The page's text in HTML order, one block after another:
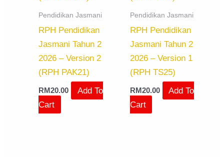
Pendidikan Jasmani
RPH Pendidikan
Jasmani Tahun 2
2026 – Version 2
(RPH PAK21)
RM20.00
Add To
Cart
Pendidikan Jasmani
RPH Pendidikan
Jasmani Tahun 2
2026 – Version 1
(RPH TS25)
RM20.00
Add To
Cart